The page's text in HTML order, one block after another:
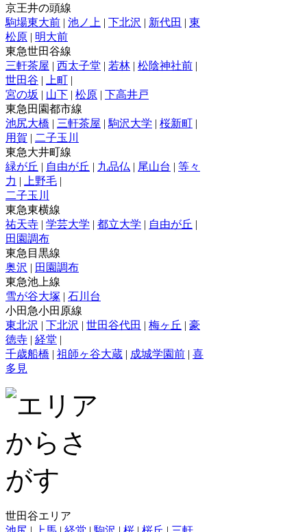
京王井の頭線
駒場東大前 | 池ノ上 | 下北沢 | 新代田 | 東
松原 | 明大前
東急世田谷線
三軒茶屋 | 西太子堂 | 若林 | 松陰神社前 |
世田谷 | 上町 |
宮の坂 | 山下 | 松原 | 下高井戸
東急田園都市線
池尻大橋 | 三軒茶屋 | 駒沢大学 | 桜新町 |
用賀 | 二子玉川
東急大井町線
緑が丘 | 自由が丘 | 九品仏 | 尾山台 | 等々
力 | 上野毛 |
二子玉川
東急東横線
祐天寺 | 学芸大学 | 都立大学 | 自由が丘 |
田園調布
東急目黒線
奥沢 | 田園調布
東急池上線
雪が谷大塚 | 石川台
小田急小田原線
東北沢 | 下北沢 | 世田谷代田 | 梅ヶ丘 | 豪
徳寺 | 経堂 |
千歳船橋 | 祖師ヶ谷大蔵 | 成城学園前 | 喜
多見
世田谷エリア